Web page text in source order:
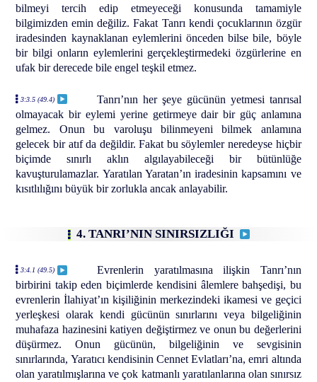
bilmeyi tercih edip etmeyeceği konusunda tamamiyle
bilgimizden emin değiliz. Fakat Tanrı kendi çocuklarının özgür
iradesinden kaynaklanan eylemlerini önceden bilse bile, böyle
bir bilgi onların eylemlerini gerçekleştirmedeki özgürlerine en
ufak bir derecede bile engel teşkil etmez.
3:3.5 (49.4)
Tanrı’nın her şeye gücünün yetmesi tanrısal
olmayacak bir eylemi yerine getirmeye dair bir güç anlamına
gelmez. Onun bu varoluşu bilinmeyeni bilmek anlamına
gelecek bir atıf da değildir. Fakat bu söylemler neredeyse hiçbir
biçimde sınırlı aklın algılayabileceği bir bütünlüğe
kavuşturulamazlar. Yaratılan Yaratan’ın iradesinin kapsamını ve
kısıtlılığını büyük bir zorlukla ancak anlayabilir.
4. TANRI’NIN SINIRSIZLIĞI
3:4.1 (49.5)
Evrenlerin yaratılmasına ilişkin Tanrı’nın
birbirini takip eden biçimlerde kendisini âlemlere bahşedişi, bu
evrenlerin İlahiyat’ın kişiliğinin merkezindeki ikamesi ve geçici
yerleşkesi olarak kendi gücünün sınırlarını veya bilgeliğinin
muhafaza hazinesini katiyen değiştirmez ve onun bu değerlerini
düşürmez. Onun gücünün, bilgeliğinin ve sevgisinin
sınırlarında, Yaratıcı kendisinin Cennet Evlatları’na, emri altında
olan yaratılmışlarına ve çok katmanlı yaratılanlarına olan sınırsız